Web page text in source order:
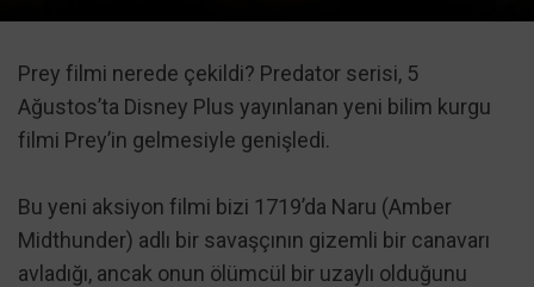
Prey filmi nerede çekildi? Predator serisi, 5
Ağustos’ta Disney Plus yayınlanan yeni bilim kurgu
filmi Prey’in gelmesiyle genişledi.
Bu yeni aksiyon filmi bizi 1719’da Naru (Amber
Midthunder) adlı bir savaşçının gizemli bir canavarı
avladığı, ancak onun ölümcül bir uzaylı olduğunu